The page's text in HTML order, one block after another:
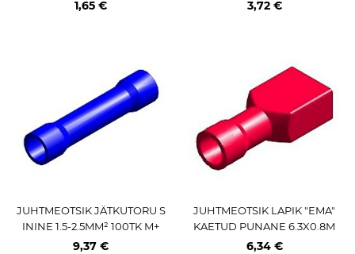
1,65 € 3,72 €
JUHTMEOTSIK JÄTKUTORU S
ININE 1.5-2.5MM² 100TK M+
9,37 €
JUHTMEOTSIK LAPIK "EMA"
KAETUD PUNANE 6.3X0.8M
M 100TK M+
6,34 €